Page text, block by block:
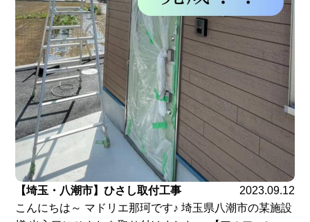
【埼玉・八潮市】ひさし取付工事
2023.09.12
こんにちは～ マドリエ那珂です♪ 埼玉県八潮市の某施設